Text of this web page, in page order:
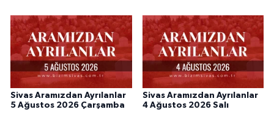
Sivas Aramızdan Ayrılanlar
5 Ağustos 2026 Çarşamba
Sivas Aramızdan Ayrılanlar
4 Ağustos 2026 Salı